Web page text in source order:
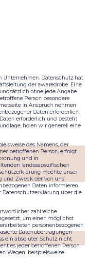
Unternehmen. Datenschutz hat
der awaredrobe. Eine
ohne jede Angabe
Person besondere
in Anspruch nehmen
Daten erforderlich
erforderlich und besteht
holen wir generell eine
des Namens, der
betroffenen Person, erfolgt
und in
landesspezifischen
möchte unser
und Zweck der von uns
Daten informieren.
Datenschutzerklärung über die
zahlreiche
um einen möglichst
personenbezogenen
Datenübertragungen
ein absoluter Schutz nicht
es jeder betroffenen Person
Wegen, beispielsweise